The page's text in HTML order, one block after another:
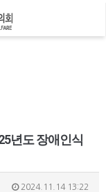
년도 장애인식
2024.11.14 13:22